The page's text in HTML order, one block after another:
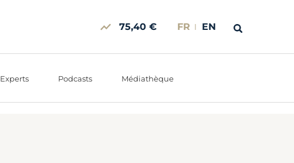
75,40 € FR EN
Experts Podcasts Médiathèque